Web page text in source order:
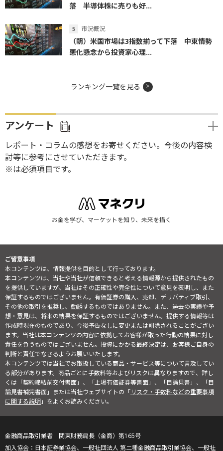
落 半導体株に売りも好...
市況概況
（朝）米国市場は3指数揃って下落 中東情勢
悪化懸念から投資家心理...
ランキング一覧を見る
アンケート
レポート・コラムの感想をお寄せください。今後の内容検
討等に参考にさせていただきます。
※は必須項目です。
お金を学び、マーケットを知り、未来を描く
ご留意事項
本コンテンツは、情報提供を目的として行っております。
本コンテンツは、当社や当社が信頼できると考える情報源から提供されたもの
を提供していますが、当社はその正確性や完全性について意見を表明し、また
保証するものではございません。有価証券の購入、売却、デリバティブ取引、
その他の取引を推奨し、勧誘するものではありません。また、過去の実績や予
想・意見は、将来の結果を保証するものではございません。提供する情報等は
作成時現在のものであり、今後予告なしに変更または削除されることがござい
ます。当社は本コンテンツの内容に依拠してお客様が取った行動の結果に対し
責任を負うものではございません。投資にかかる最終決定は、お客様ご自身の
判断と責任でなさるようお願いいたします。
本コンテンツでは当社でお取扱している商品・サービス等について言及してい
る部分があります。商品ごとに手数料等およびリスクは異なりますので、詳し
くは「契約締結前交付書面」、「上場有価証券等書面」、「目論見書」、「目
論見書補完書面」または当社ウェブサイトの「リスク・手数料などの重要事項
に関する説明」をよくお読みください。
金融商品取引業者 関東財務局長（金商）第165号
日本証券業協会、一般社団法人 第二種金融商品取引業協会、一般社